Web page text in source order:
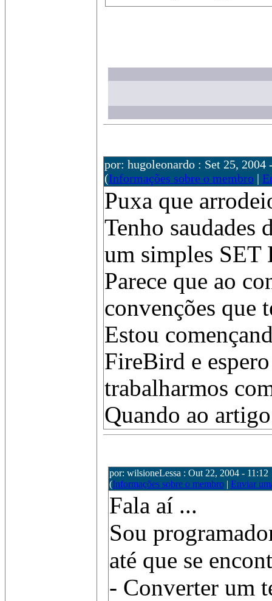
por: hugoleonardo : Set 25, 2004
(Informações sobre o membro |
Puxa que
Tenho saudades
um simples
Parece que ao
convenções que
Estou
FireBird e
trabalharmos
Quando ao
por: wilsioneLessa : Out 22, 2004 - 11:12
(Informações sobre o membro| Enviar
Fala aí ...
Sou
até que se
- Converter um